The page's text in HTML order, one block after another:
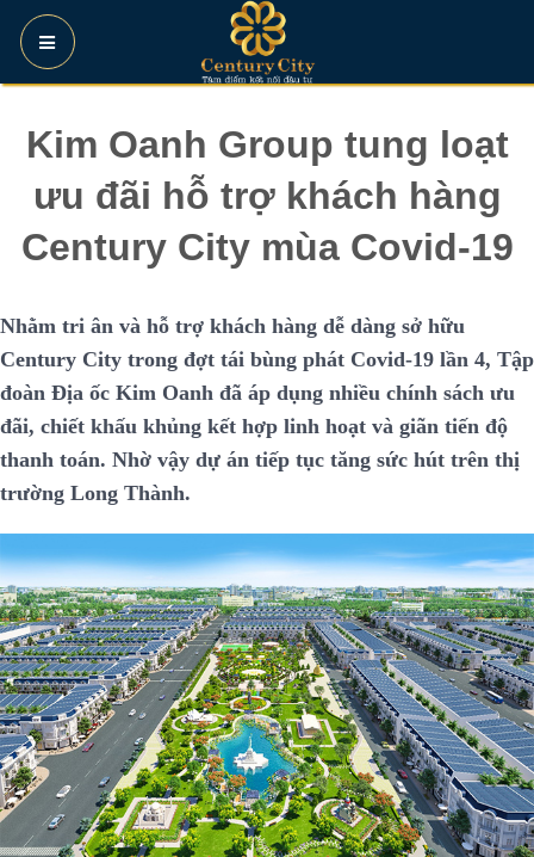
Skip
content
Kim Oanh Group tung loạt
ưu đãi hỗ trợ khách hàng
Century City mùa Covid-19
Nhằm tri ân và hỗ trợ khách hàng dễ dàng sở hữu
Century City trong đợt tái bùng phát Covid-19 lần 4, Tập
đoàn Địa ốc Kim Oanh đã áp dụng nhiều chính sách ưu
đãi, chiết khấu khủng kết hợp linh hoạt và giãn tiến độ
thanh toán. Nhờ vậy dự án tiếp tục tăng sức hút trên thị
trường Long Thành.